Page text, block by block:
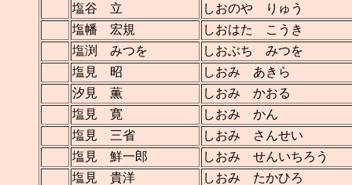
塩谷 立
しおのや りゅう
塩幡 宏規
しおはた こうき
塩渕 みつを
しおぶち みつを
塩見 昭
しおみ あきら
汐見 薫
しおみ かおる
塩見 寛
しおみ かん
塩見 三省
しおみ さんせい
塩見 鮮一郎
しおみ せんいちろう
塩見 貴洋
しおみ たかひろ